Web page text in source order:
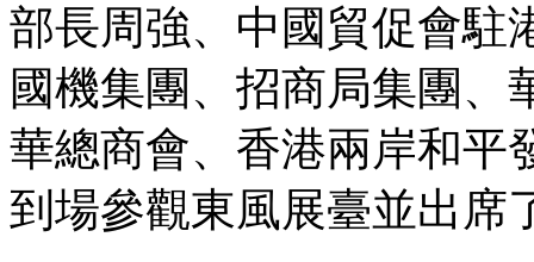
部長周強、中國貿促會駐
國機集團、招商局集團、
華總商會、香港兩岸和平
到場參觀東風展臺並出席